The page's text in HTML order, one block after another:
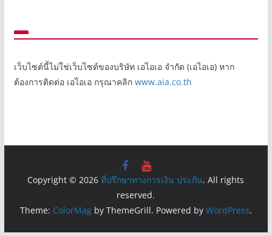
เว็บไซต์นี้ไม่ใช่เว็บไซต์ของบริษัท เอไอเอ จำกัด (เอไอเอ) หาก
ต้องการติดต่อ เอไอเอ กรุณาคลิก www.aia.co.th
Copyright © 2026ที่ปรึกษาทางการเงิน ประกัน. All rights
reserved.
Theme: ColorMagby ThemeGrill. Powered by WordPress.